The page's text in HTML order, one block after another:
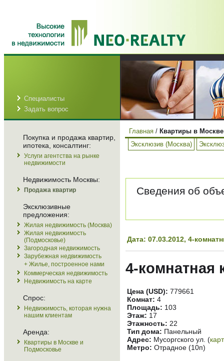
Специалисты
Задать вопрос
Покупка и продажа квартир,
ипотека, консалтинг:
Услуги агентства на рынке
недвижимости
Недвижимость Москвы:
Продажа квартир
Эксклюзивные
предложения:
Жилая недвижимость (Москва)
Жилая недвижимость
(Подмосковье)
Загородная недвижимость
Зарубежная недвижимость
+ Жилье, построенное нами
Коммерческая недвижимость
Недвижимость на карте
Спрос:
Недвижимость, которая нужна
нашим клиентам
Аренда:
Квартиры в Москве и
Подмосковье
Главная / Квартиры в
Эксклюзив (Москва)
Сведения об
Дата: 07.03.2012, 4-
4-комнатная
Цена (USD): 779661
Комнат: 4
Площадь: 103
Этаж: 17
Этажность: 22
Тип дома: Панельный
Адрес: Мусоргского ул. (
Метро: Отрадное (10п)